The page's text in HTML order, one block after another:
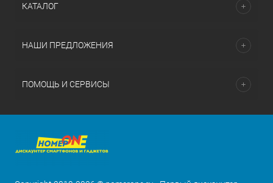
КАТАЛОГ
НАШИ ПРЕДЛОЖЕНИЯ
ПОМОЩЬ И СЕРВИСЫ